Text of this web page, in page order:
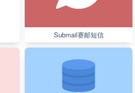
Submail赛邮短信